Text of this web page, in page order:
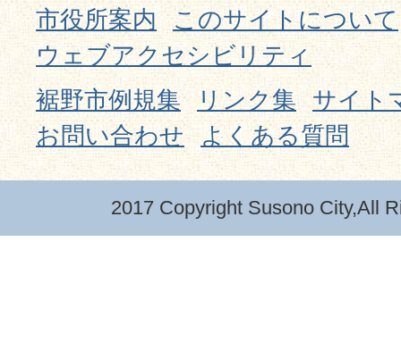
市役所案内
このサイトについて
ウェブアクセシビリティ
裾野市例規集
リンク集
サイト
お問い合わせ
よくある質問
2017 Copyright Susono City,All